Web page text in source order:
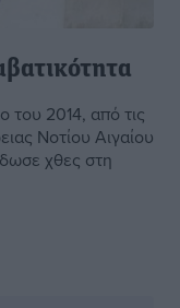
του 2014, από τις
Νοτίου Αιγαίου
χθες στη